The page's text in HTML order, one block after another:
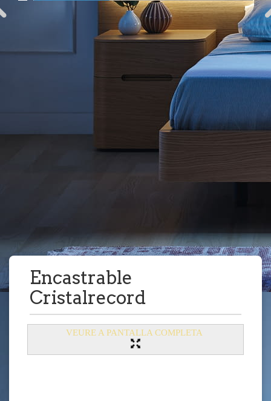
Encastrable
Cristalrecord
VEURE A PANTALLA COMPLETA